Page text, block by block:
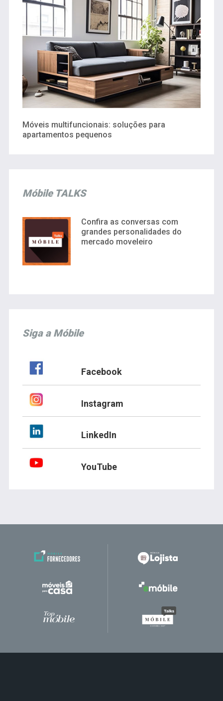
Móveis multifuncionais: soluções para
apartamentos pequenos
Móbile TALKS
Confira as conversas com
grandes personalidades do
mercado moveleiro
Siga a Móbile
Facebook
Instagram
LinkedIn
YouTube